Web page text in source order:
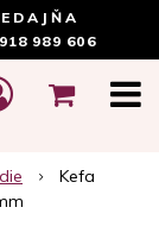
989 606
Kefa